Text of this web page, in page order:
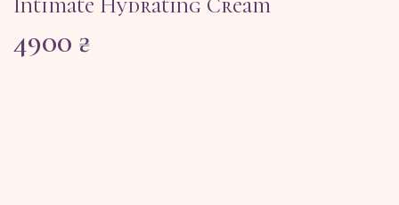
Intimate Hydrating Cream
4900 ₴